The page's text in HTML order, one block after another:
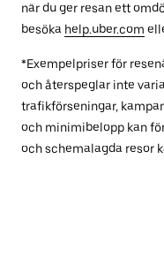
när du ger resan ett
besöka help.uber.com
*Exempelpriser för
och återspeglar inte
trafikförseningar,
och minimibelopp kan
och schemalagda resor